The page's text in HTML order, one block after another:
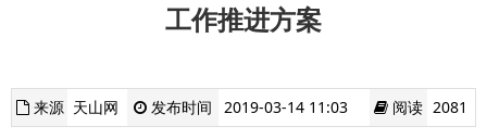
工作推进方案
来源 天山网 发布时间 2019-03-14 11:03 阅读 2081